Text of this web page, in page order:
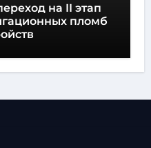
на II этап
пломб